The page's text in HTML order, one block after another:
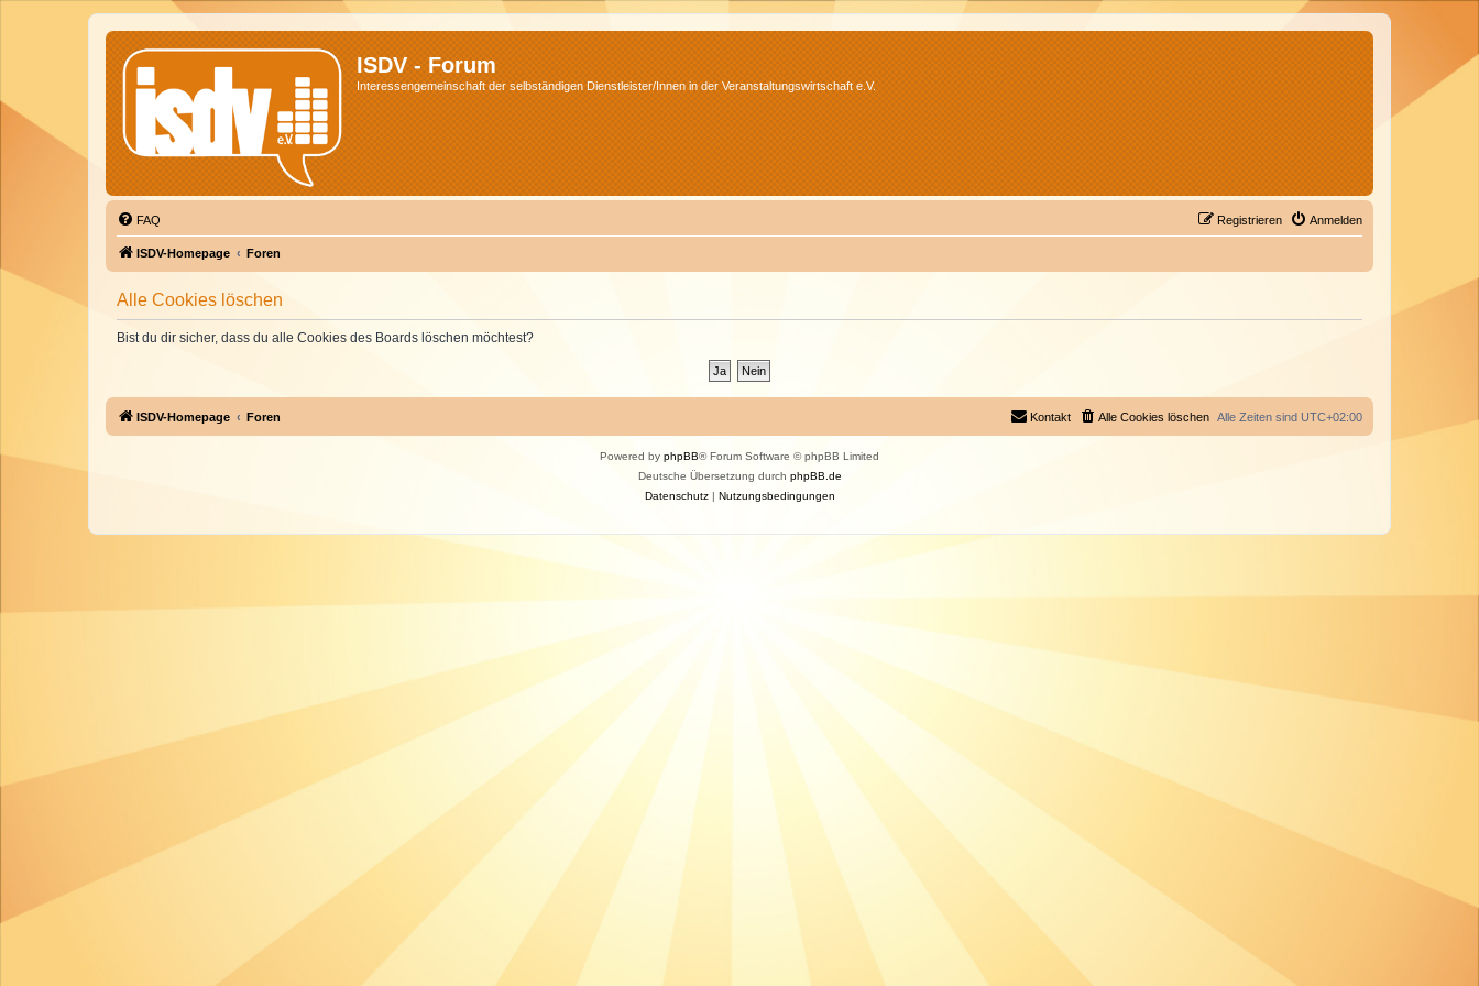
ISDV - Forum
Interessengemeinschaft der selbständigen Dienstleister/Innen in der Veranstaltungswirtschaft e.V.
FAQ Anmelden
Registrieren
ISDV-Homepage Foren
Alle Cookies löschen
Bist du dir sicher, dass du alle Cookies des Boards löschen möchtest?
ISDV-Homepage Foren Alle Zeiten sind UTC+02:00
Alle Cookies löschen
Kontakt
Powered by phpBB® Forum Software © phpBB Limited
Deutsche Übersetzung durch phpBB.de
Datenschutz| Nutzungsbedingungen